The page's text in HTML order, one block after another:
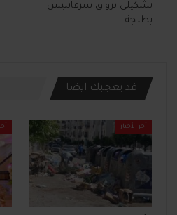
تشكيلي برواق سرفانتيس
بطنجة
قد يعجبك ايضا
آخر الأخبار